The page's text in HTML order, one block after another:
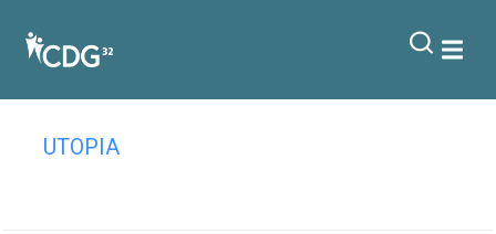
La vidéosurveillance
UTOPIA